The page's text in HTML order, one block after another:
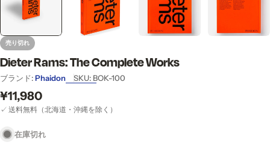
売り切れ
Dieter Rams: The Complete Works
ブランド:Phaidon SKU: BOK-100
通
常
格
¥11,980
✓ 送料無料（北海道・沖縄を除く）
在庫切れ